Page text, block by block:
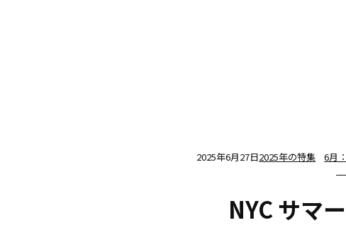
2025年6月27日2025年の特集 6月
NYC サマ